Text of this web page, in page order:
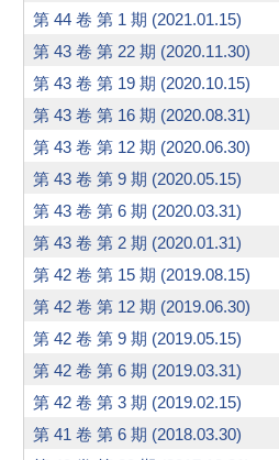
第 44 卷 第 1 期 (2021.01.15)
第 43 卷 第 22 期 (2020.11.30)
第 43 卷 第 19 期 (2020.10.15)
第 43 卷 第 16 期 (2020.08.31)
第 43 卷 第 12 期 (2020.06.30)
第 43 卷 第 9 期 (2020.05.15)
第 43 卷 第 6 期 (2020.03.31)
第 43 卷 第 2 期 (2020.01.31)
第 42 卷 第 15 期 (2019.08.15)
第 42 卷 第 12 期 (2019.06.30)
第 42 卷 第 9 期 (2019.05.15)
第 42 卷 第 6 期 (2019.03.31)
第 42 卷 第 3 期 (2019.02.15)
第 41 卷 第 6 期 (2018.03.30)